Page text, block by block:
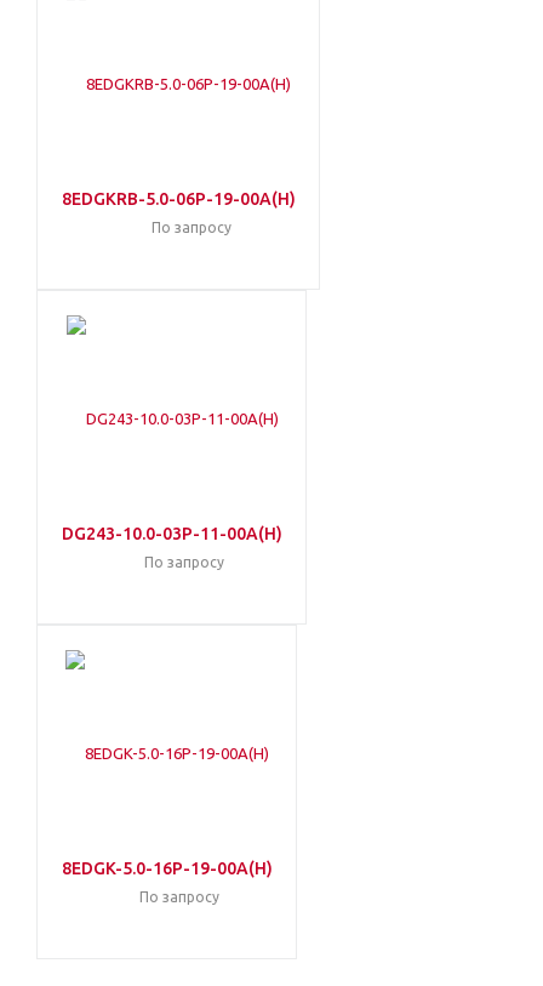
8EDGKRB-5.0-06P-19-00A(H)
По запросу
DG243-10.0-03P-11-00A(H)
По запросу
8EDGK-5.0-16P-19-00A(H)
По запросу